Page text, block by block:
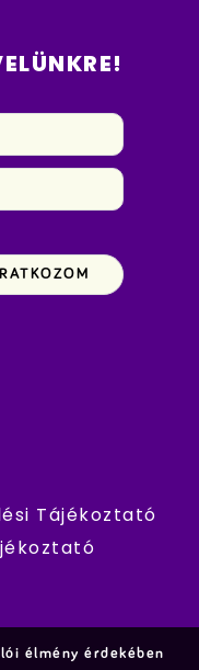
Tájékoztató
élmény érdekében